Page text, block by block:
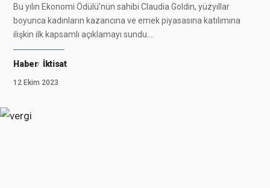
Bu yılın Ekonomi Ödülü’nün sahibi Claudia Goldin, yüzyıllar
boyunca kadınların kazancına ve emek piyasasına katılımına
ilişkin ilk kapsamlı açıklamayı sundu.…
Haber İktisat
12 Ekim 2023